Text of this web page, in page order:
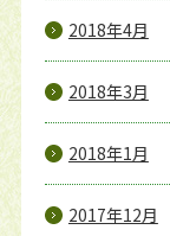
2018年4月
2018年3月
2018年1月
2017年12月